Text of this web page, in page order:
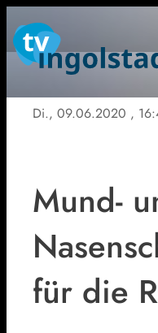
Di., 09.06.2020 ,
Mund-
für die